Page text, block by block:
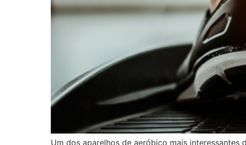
Um dos aparelhos de aeróbico mais